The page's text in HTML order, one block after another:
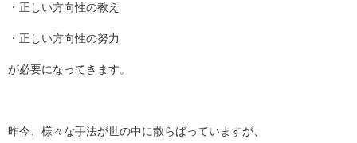
・正しい方向性の教え
・正しい方向性の努力
が必要になってきます。
昨今、様々な手法が世の中に散らばっていますが、